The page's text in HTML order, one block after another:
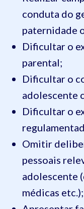
conduta do
paternidade
Dificultar o
parental;
Dificultar o
adolescente
Dificultar o
Omitir
pessoais
adolescente
médicas etc.);